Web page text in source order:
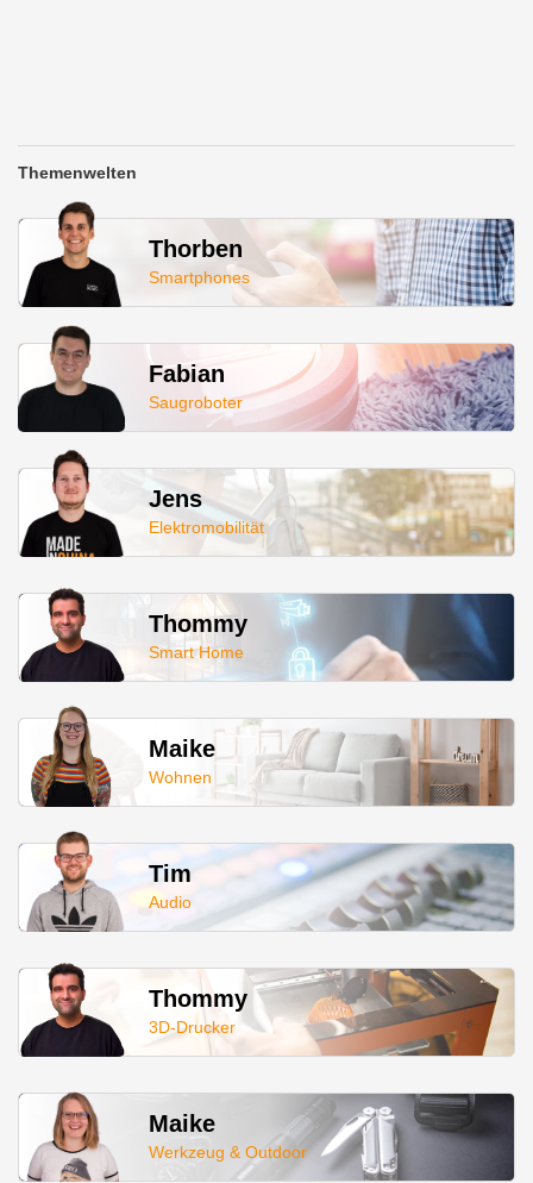
Themenwelten
Thorben
Smartphones
Fabian
Saugroboter
Jens
Elektromobilität
Thommy
Smart Home
Maike
Wohnen
Tim
Audio
Thommy
3D-Drucker
Maike
Werkzeug & Outdoor